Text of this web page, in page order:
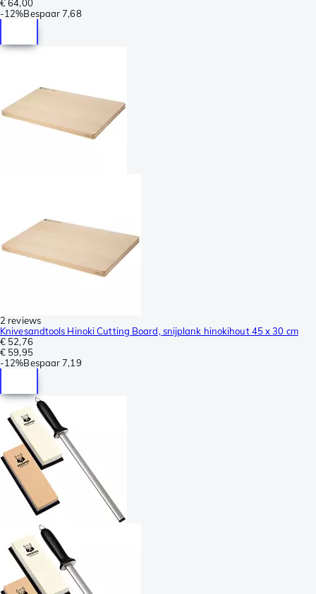
€ 64,00
-12%Bespaar 7,68
2 reviews
Knivesandtools Hinoki Cutting Board, snijplank hinokihout 45 x 30 cm
€ 52,76
€ 59,95
-12%Bespaar 7,19